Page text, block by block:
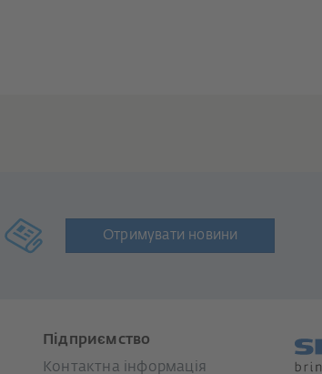
Отримувати новини
Підприємство
Контактна інформація